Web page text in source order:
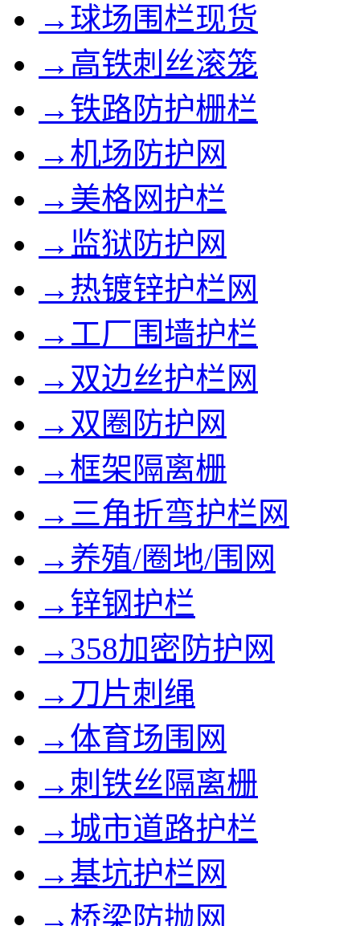
→球场围栏现货
→高铁刺丝滚笼
→铁路防护栅栏
→机场防护网
→美格网护栏
→监狱防护网
→热镀锌护栏网
→工厂围墙护栏
→双边丝护栏网
→双圈防护网
→框架隔离栅
→三角折弯护栏网
→养殖/圈地/围网
→锌钢护栏
→358加密防护网
→刀片刺绳
→体育场围网
→刺铁丝隔离栅
→城市道路护栏
→基坑护栏网
→桥梁防抛网